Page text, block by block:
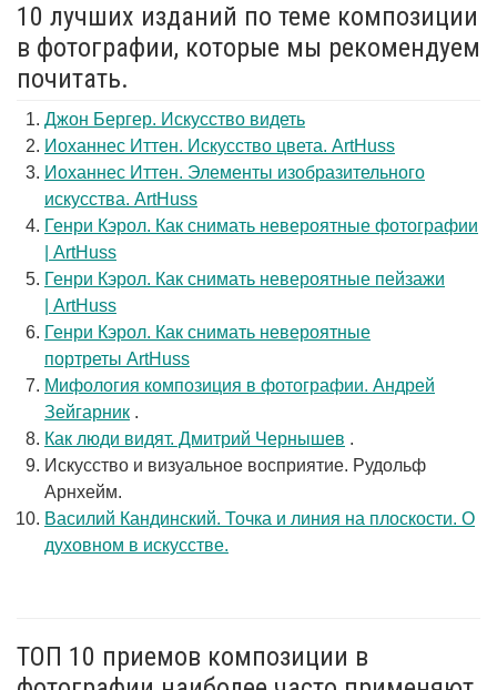
10 лучших изданий по теме композиции
в фотографии, которые мы рекомендуем
почитать.
Джон Бергер. Искусство видеть
Иоханнес Иттен. Искусство цвета. ArtHuss
Иоханнес Иттен. Элементы изобразительного
искусства. ArtHuss
Генри Кэрол. Как снимать невероятные фотографии
| ArtHuss
Генри Кэрол. Как снимать невероятные пейзажи
| ArtHuss
Генри Кэрол. Как снимать невероятные
портреты ArtHuss
Мифология композиция в фотографии. Андрей
Зейгарник .
Как люди видят. Дмитрий Чернышев .
Искусство и визуальное восприятие. Рудольф
Арнхейм.
Василий Кандинский. Точка и линия на плоскости. О
духовном в искусстве.
ТОП 10 приемов композиции в